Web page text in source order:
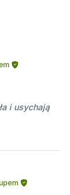
i usychają